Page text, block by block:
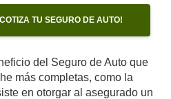
TU SEGURO DE AUTO!
del Seguro de Auto que
más completas, como la
en otorgar al asegurado un